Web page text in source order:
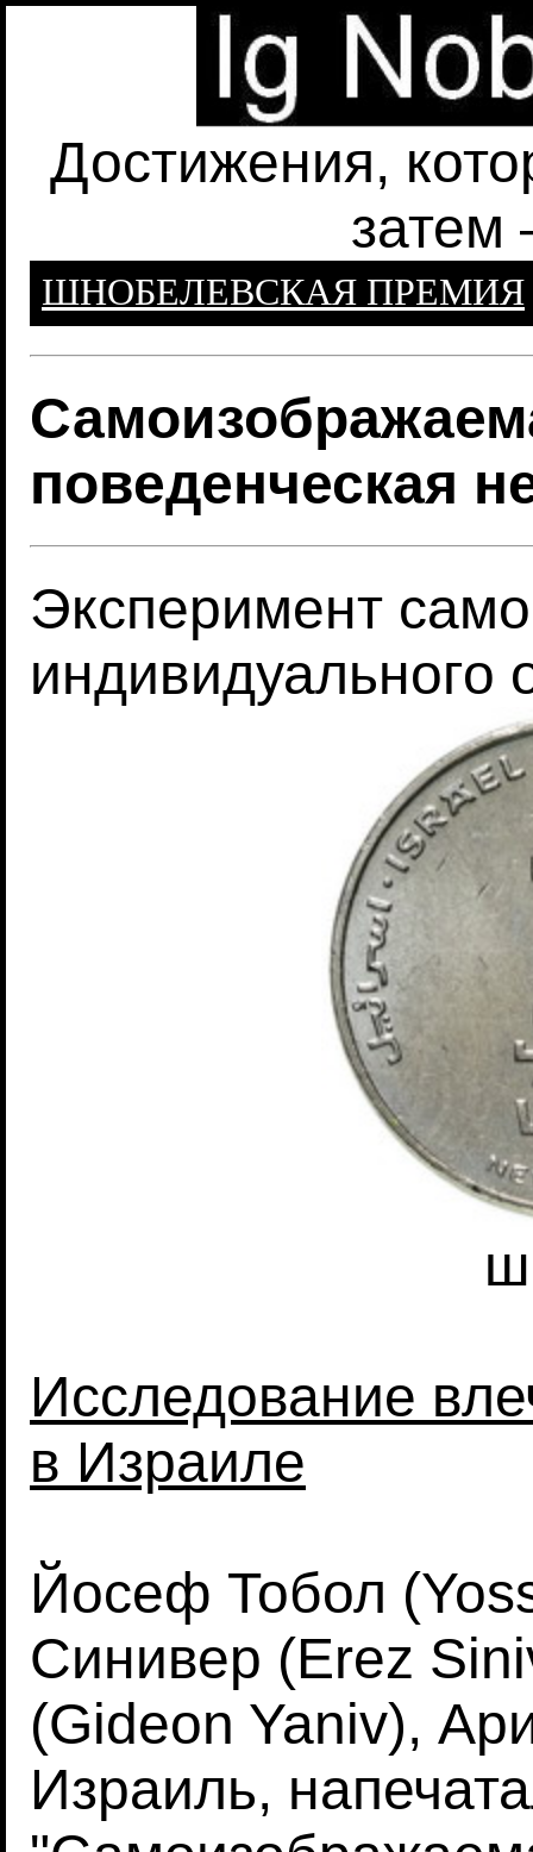
Достижения,
затем
ШНОБЕЛЕВСКАЯ ПРЕМИЯ
поведенческая
Эксперимент
индивидуального
Исследование
в Израиле
Йосеф Тобол
Синивер (Erez
(Gideon Yaniv),
Израиль,